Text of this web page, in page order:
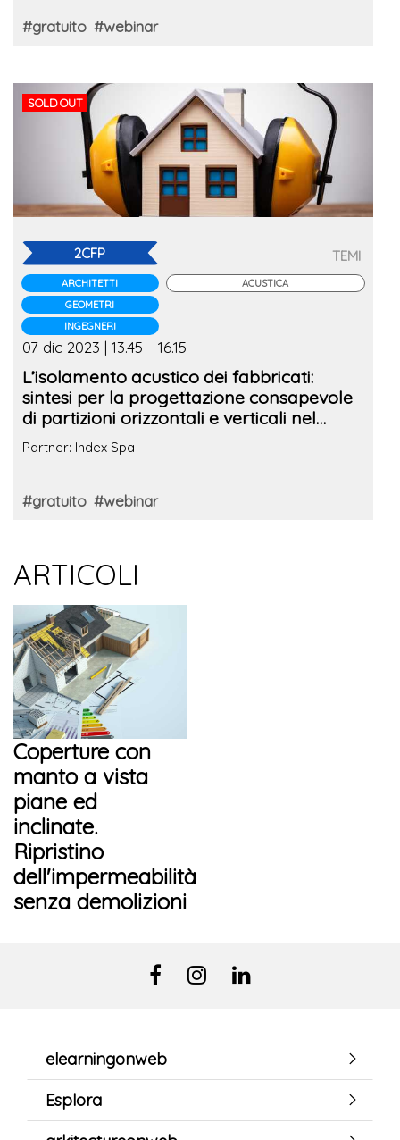
#gratuito #webinar
SOLD OUT
2CFP
ARCHITETTI
GEOMETRI
INGEGNERI
TEMI
ACUSTICA
07 dic 2023 | 13.45 - 16.15
L’isolamento acustico dei fabbricati:
sintesi per la progettazione consapevole
di partizioni orizzontali e verticali nel
rispetto degli ambiti legislativi e normativi
Partner: Index Spa
#gratuito #webinar
ARTICOLI
Coperture con
manto a vista
piane ed
inclinate.
Ripristino
dell'impermeabilità
senza demolizioni
elearningonweb
Esplora